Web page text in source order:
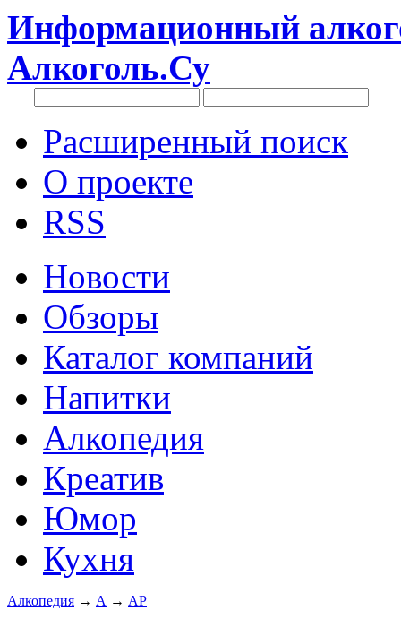
Информационный
Алкоголь.Су
Расширенный поиск
О проекте
RSS
Новости
Обзоры
Каталог компаний
Напитки
Алкопедия
Креатив
Юмор
Кухня
Алкопедия → А → АР